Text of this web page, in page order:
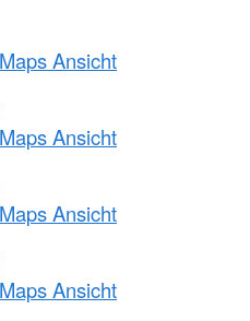
Ansicht
Ansicht
Ansicht
Ansicht